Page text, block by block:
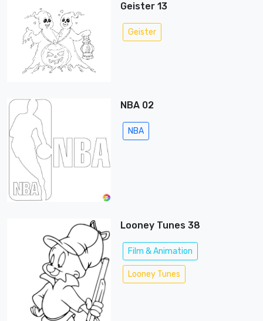
Geister 13
Geister
NBA 02
NBA
Looney Tunes 38
Film & Animation
Looney Tunes